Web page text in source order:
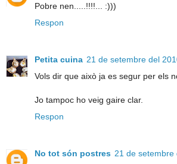
Pobre nen.....!!!!... :)))
Respon
Petita cuina 21 de setembre del
Vols dir que això ja es segur per els
Jo tampoc ho veig gaire clar.
Respon
No tot són postres 21 de setembre